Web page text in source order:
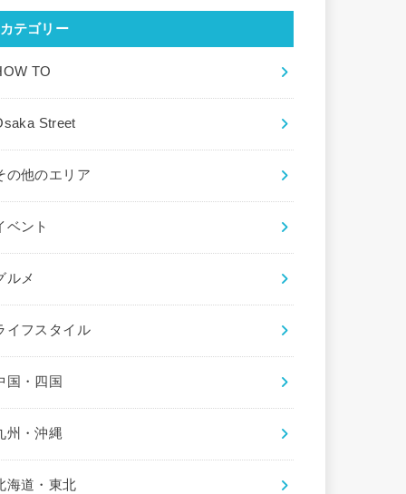
カテゴリー
TO
Street
の他のエリア
ベント
ルメ
イフスタイル
国・四国
州・沖縄
海道・東北